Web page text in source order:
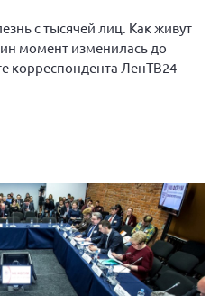
с тысячей лиц. Как живут
момент изменилась до
корреспондента ЛенТВ24